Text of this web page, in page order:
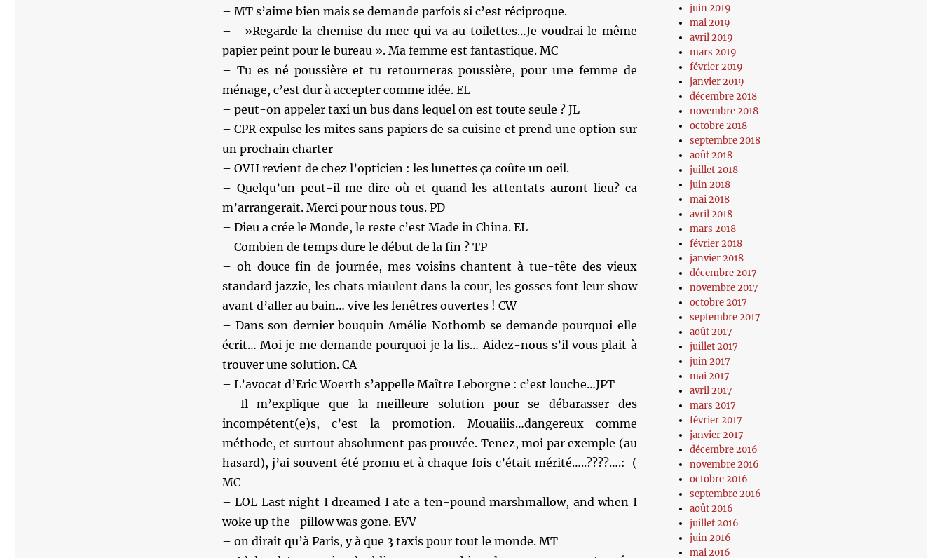
– MT s’aime bien mais se demande parfois si c’est réciproque.
– ‎ »Regarde la chemise du mec qui va au toilettes…Je voudrai le même
papier peint pour le bureau ». Ma femme est fantastique. MC
– Tu es né poussière et tu retourneras poussière, pour une femme de
ménage, c’est dur à accepter comme idée. EL
– peut-on appeler taxi un bus dans lequel on est toute seule ? JL
– CPR expulse les mites sans papiers de sa cuisine et prend une option sur
un prochain charter
– OVH revient de chez l’opticien : les lunettes ça coûte un oeil.
– Quelqu’un peut-il me dire où et quand les attentats auront lieu? ca
m’arrangerait. Merci pour nous tous. PD
– Dieu a crée le Monde, le reste c’est Made in China. EL
– Combien de temps dure le début de la fin ? TP
– oh douce fin de journée, mes voisins chantent à tue-tête des vieux
standard jazzie, les chats miaulent dans la cour, les gosses font leur show
avant d’aller au bain… vive les fenêtres ouvertes ! CW
– Dans son dernier bouquin Amélie Nothomb se demande pourquoi elle
écrit… Moi je me demande pourquoi je la lis… Aidez-nous s’il vous plait à
trouver une solution. CA
– L’avocat d’Eric Woerth s’appelle Maître Leborgne : c’est louche…JPT
– Il m’explique que la meilleure solution pour se débarasser des
incompétent(e)s, c’est la promotion. Mouaiiis…dangereux comme
méthode, et surtout absolument pas prouvée. Tenez, moi par exemple (au
hasard), j’ai souvent été promu et à chaque fois c’était mérité…..????….:-(
MC
– LOL Last night I dreamed I ate a ten-pound marshmallow, and when I
woke up the pillow was gone. EVV
– on dirait qu’à Paris, y à que 3 taxis pour tout le monde. MT
juin 2019
mai 2019
avril 2019
mars 2019
février 2019
janvier 2019
décembre 2018
novembre 2018
octobre 2018
septembre 2018
août 2018
juillet 2018
juin 2018
mai 2018
avril 2018
mars 2018
février 2018
janvier 2018
décembre 2017
novembre 2017
octobre 2017
septembre 2017
août 2017
juillet 2017
juin 2017
mai 2017
avril 2017
mars 2017
février 2017
janvier 2017
décembre 2016
novembre 2016
octobre 2016
septembre 2016
août 2016
juillet 2016
juin 2016
mai 2016